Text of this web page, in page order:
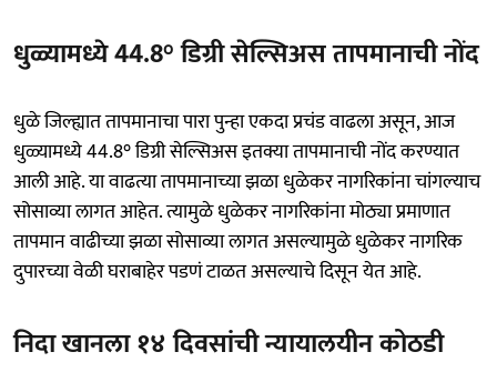
धुळ्यामध्ये 44.8° डिग्री सेल्सिअस तापमानाची नोंद
धुळे जिल्ह्यात तापमानाचा पारा पुन्हा एकदा प्रचंड वाढला असून, आज
धुळ्यामध्ये 44.8° डिग्री सेल्सिअस इतक्या तापमानाची नोंद करण्यात
आली आहे. या वाढत्या तापमानाच्या झळा धुळेकर नागरिकांना चांगल्याच
सोसाव्या लागत आहेत. त्यामुळे धुळेकर नागरिकांना मोठ्या प्रमाणात
तापमान वाढीच्या झळा सोसाव्या लागत असल्यामुळे धुळेकर नागरिक
दुपारच्या वेळी घराबाहेर पडणं टाळत असल्याचे दिसून येत आहे.
निदा खानला १४ दिवसांची न्यायालयीन कोठडी